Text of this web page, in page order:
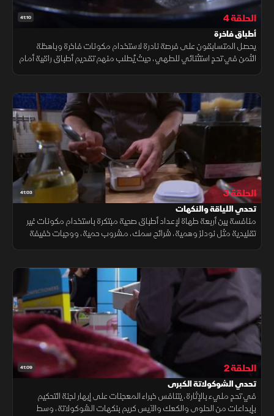
41:10 الحلقة 4
أطباق فاخرة
يحصل المتسابقون على فرصة نادرة لاستخدام مكونات فاخرة وباهظة
الثمن في تحدٍ استثنائي للطهي، حيث يُطلب منهم تقديم أطباق راقية أمام
41:03 الحلقة 3
تحدي اللياقة والنكهات
منافسة بين أربعة طهاة لإعداد أطباق صحية مبتكرة باستخدام مكونات غير
تقليدية مثل نودلز وهمية، شرائح سمك، مشروب حمية، ووجبات خفيفة
41:09 الحلقة 2
تحدي الشوكولاتة الكبرى
في تحدٍ مليء بالإثارة، يتنافس خبراء المعجنات على إبهار لجنة التحكيم
بإبداعات من الحلوى والكعك والآيس كريم بنكهات الشوكولاتة، وسط